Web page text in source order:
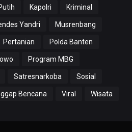
Kapolri Kriminal
Yandri Musrenbang
Pertanian Polda Banten
Program MBG
Satresnarkoba Sosial
Bencana Viral Wisata